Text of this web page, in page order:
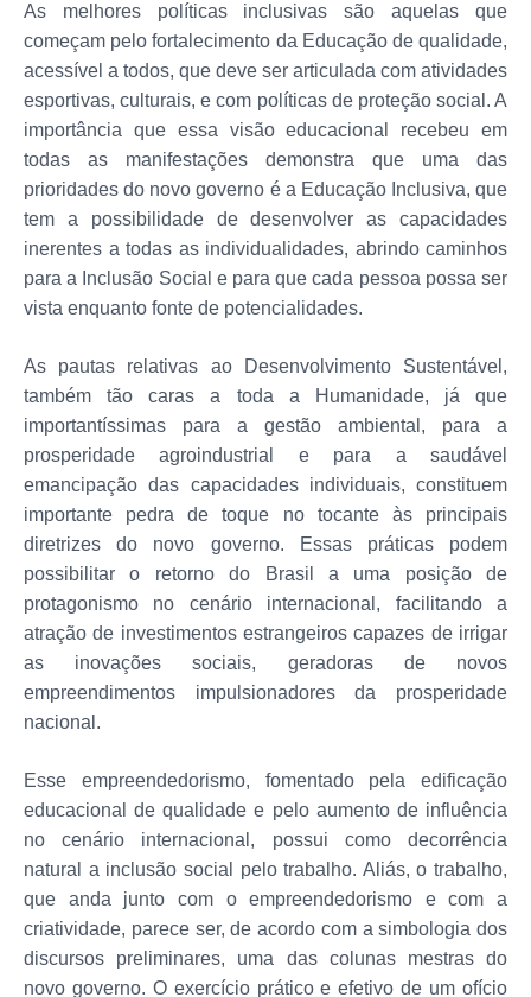
As melhores políticas inclusivas são aquelas que
começam pelo fortalecimento da Educação de qualidade,
acessível a todos, que deve ser articulada com atividades
esportivas, culturais, e com políticas de proteção social. A
importância que essa visão educacional recebeu em
todas as manifestações demonstra que uma das
prioridades do novo governo é a Educação Inclusiva, que
tem a possibilidade de desenvolver as capacidades
inerentes a todas as individualidades, abrindo caminhos
para a Inclusão Social e para que cada pessoa possa ser
vista enquanto fonte de potencialidades.
As pautas relativas ao Desenvolvimento Sustentável,
também tão caras a toda a Humanidade, já que
importantíssimas para a gestão ambiental, para a
prosperidade agroindustrial e para a saudável
emancipação das capacidades individuais, constituem
importante pedra de toque no tocante às principais
diretrizes do novo governo. Essas práticas podem
possibilitar o retorno do Brasil a uma posição de
protagonismo no cenário internacional, facilitando a
atração de investimentos estrangeiros capazes de irrigar
as inovações sociais, geradoras de novos
empreendimentos impulsionadores da prosperidade
nacional.
Esse empreendedorismo, fomentado pela edificação
educacional de qualidade e pelo aumento de influência
no cenário internacional, possui como decorrência
natural a inclusão social pelo trabalho. Aliás, o trabalho,
que anda junto com o empreendedorismo e com a
criatividade, parece ser, de acordo com a simbologia dos
discursos preliminares, uma das colunas mestras do
novo governo. O exercício prático e efetivo de um ofício